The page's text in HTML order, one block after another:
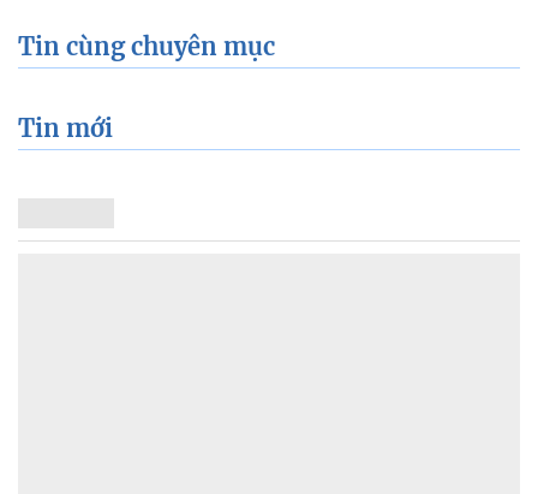
Tin cùng chuyên mục
Tin mới